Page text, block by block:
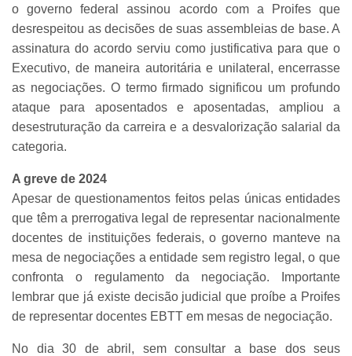
o governo federal assinou acordo com a Proifes que
desrespeitou as decisões de suas assembleias de base. A
assinatura do acordo serviu como justificativa para que o
Executivo, de maneira autoritária e unilateral, encerrasse
as negociações. O termo firmado significou um profundo
ataque para aposentados e aposentadas, ampliou a
desestruturação da carreira e a desvalorização salarial da
categoria.
A greve de 2024
Apesar de questionamentos feitos pelas únicas entidades
que têm a prerrogativa legal de representar nacionalmente
docentes de instituições federais, o governo manteve na
mesa de negociações a entidade sem registro legal, o que
confronta o regulamento da negociação. Importante
lembrar que já existe decisão judicial que proíbe a Proifes
de representar docentes EBTT em mesas de negociação.
No dia 30 de abril, sem consultar a base dos seus